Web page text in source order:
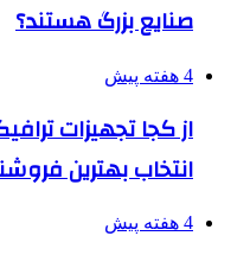
صنایع بزرگ هستند؟
4 هفته پیش
از کجا تجهیزات
انتخاب بهترین
4 هفته پیش